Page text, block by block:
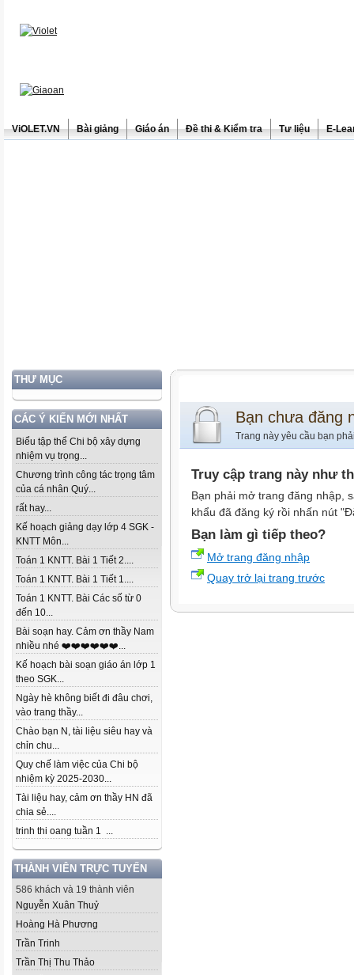
ViOLET.VN Bài giảng Giáo án Đề thi & Kiểm tra Tư liệu E-
THƯ MỤC
CÁC Ý KIẾN MỚI NHẤT
Biểu tập thể Chi bộ xây dựng
nhiệm vụ trọng...
Chương trình công tác trọng tâm
của cá nhân Quý...
rất hay...
Kế hoạch giảng dạy lớp 4 SGK -
KNTT Môn...
Toán 1 KNTT. Bài 1 Tiết 2....
Toán 1 KNTT. Bài 1 Tiết 1....
Toán 1 KNTT. Bài Các số từ 0
đến 10...
Bài soạn hay. Cảm ơn thầy Nam
nhiều nhé ❤️❤️❤️❤️❤️❤️...
Kế hoạch bài soạn giáo án lớp 1
theo SGK...
Ngày hè không biết đi đâu chơi,
vào trang thầy...
Chào bạn N, tài liệu siêu hay và
chỉn chu...
Quy chế làm việc của Chi bộ
nhiệm kỳ 2025-2030...
Tài liệu hay, cảm ơn thầy HN đã
chia sẻ....
trinh thi oang tuần 1 ...
THÀNH VIÊN TRỰC TUYẾN
586 khách và 19 thành viên
Nguyễn Xuân Thuỷ
Hoàng Hà Phương
Trần Trinh
Trần Thị Thu Thảo
Bạn chưa đăng
Trang này yêu cầu bạn
Truy cập trang này như
Bạn phải mở trang đăng nhập,
khẩu đã đăng ký rồi nhấn nút
Bạn làm gì tiếp theo?
Mở trang đăng nhập
Quay trở lại trang trước